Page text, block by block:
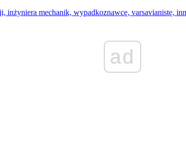
inżyniera mechanik, wypadkoznawcę, varsavianistę,
ad